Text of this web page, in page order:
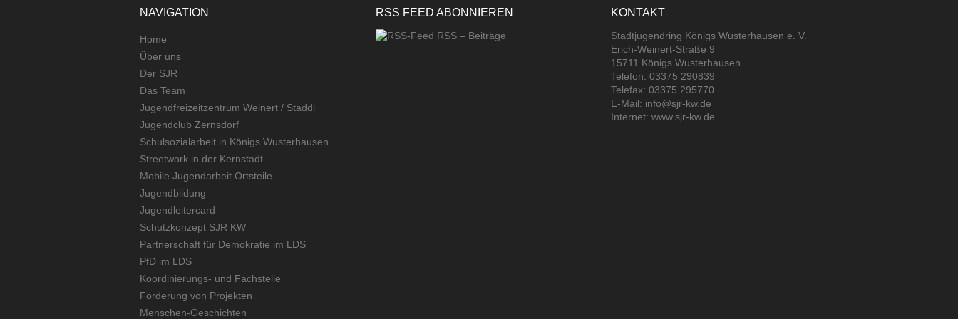
NAVIGATION
Home
Über uns
Der SJR
Das Team
Jugendfreizeitzentrum Weinert / Staddi
Jugendclub Zernsdorf
Schulsozialarbeit in Königs Wusterhausen
Streetwork in der Kernstadt
Mobile Jugendarbeit Ortsteile
Jugendbildung
Jugendleitercard
Schutzkonzept SJR KW
Partnerschaft für Demokratie im LDS
PfD im LDS
Koordinierungs- und Fachstelle
Förderung von Projekten
Menschen-Geschichten
RSS FEED ABONNIEREN
RSS – Beiträge
KONTAKT
Stadtjugendring Königs Wusterhausen e. V.
Erich-Weinert-Straße 9
15711 Königs Wusterhausen
Telefon: 03375 290839
Telefax: 03375 295770
E-Mail: info@sjr-kw.de
Internet: www.sjr-kw.de